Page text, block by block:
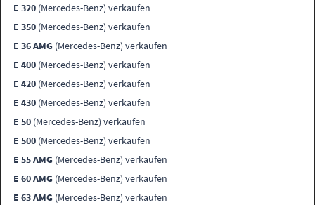
E 320 (Mercedes-Benz) verkaufen
E 350 (Mercedes-Benz) verkaufen
E 36 AMG (Mercedes-Benz) verkaufen
E 400 (Mercedes-Benz) verkaufen
E 420 (Mercedes-Benz) verkaufen
E 430 (Mercedes-Benz) verkaufen
E 50 (Mercedes-Benz) verkaufen
E 500 (Mercedes-Benz) verkaufen
E 55 AMG (Mercedes-Benz) verkaufen
E 60 AMG (Mercedes-Benz) verkaufen
E 63 AMG (Mercedes-Benz) verkaufen